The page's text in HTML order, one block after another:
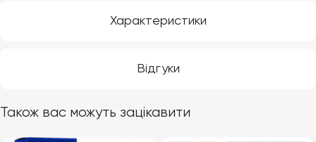
Характеристики
Відгуки
Також вас можуть зацікавити